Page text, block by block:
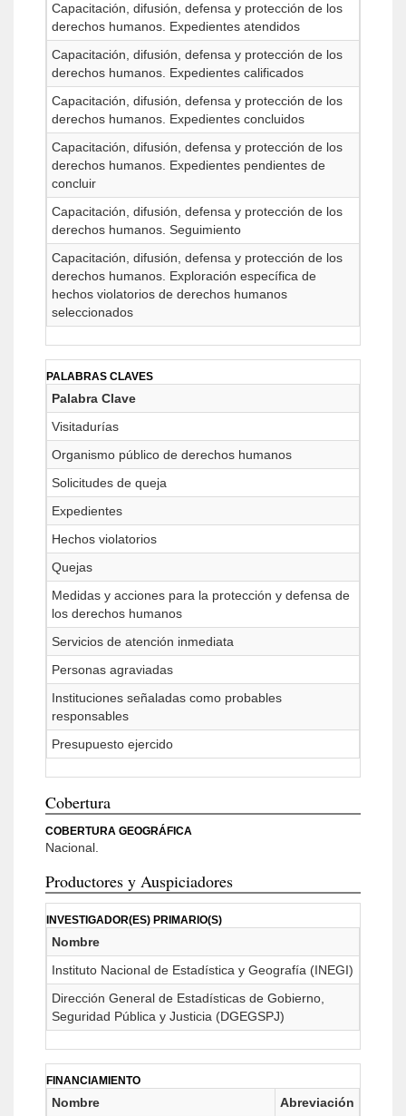
Capacitación, difusión, defensa y protección de los
derechos humanos. Expedientes atendidos
Capacitación, difusión, defensa y protección de los
derechos humanos. Expedientes calificados
Capacitación, difusión, defensa y protección de los
derechos humanos. Expedientes concluidos
Capacitación, difusión, defensa y protección de los
derechos humanos. Expedientes pendientes de
concluir
Capacitación, difusión, defensa y protección de los
derechos humanos. Seguimiento
Capacitación, difusión, defensa y protección de los
derechos humanos. Exploración específica de
hechos violatorios de derechos humanos
seleccionados
PALABRAS CLAVES
Palabra Clave
Visitadurías
Organismo público de derechos humanos
Solicitudes de queja
Expedientes
Hechos violatorios
Quejas
Medidas y acciones para la protección y defensa de
los derechos humanos
Servicios de atención inmediata
Personas agraviadas
Instituciones señaladas como probables
responsables
Presupuesto ejercido
Cobertura
COBERTURA GEOGRÁFICA
Nacional.
Productores y Auspiciadores
INVESTIGADOR(ES) PRIMARIO(S)
Nombre
Instituto Nacional de Estadística y Geografía (INEGI)
Dirección General de Estadísticas de Gobierno,
Seguridad Pública y Justicia (DGEGSPJ)
FINANCIAMIENTO
Nombre
Abreviación